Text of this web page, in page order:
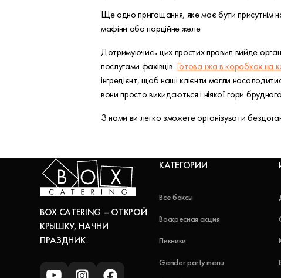
Ще одно пригощання, яке має бути присутнім
мафіни або порційне желе.
Дотримуючись цих простих правил вийде
послугами фахівців. Готова їжа в коробках на
інгредієнт, щоб наші клієнти могли
вони просто викидаються і ніякої гори
З нами ви легко зможете організувати
BOX CATERING – ОТКРОЙ
КРЫШКУ, НАЧНИ
ПРАЗДНИК
КАТЕГОРИИ
Все боксы
Воскресная акция
Пикники
Gender party menu